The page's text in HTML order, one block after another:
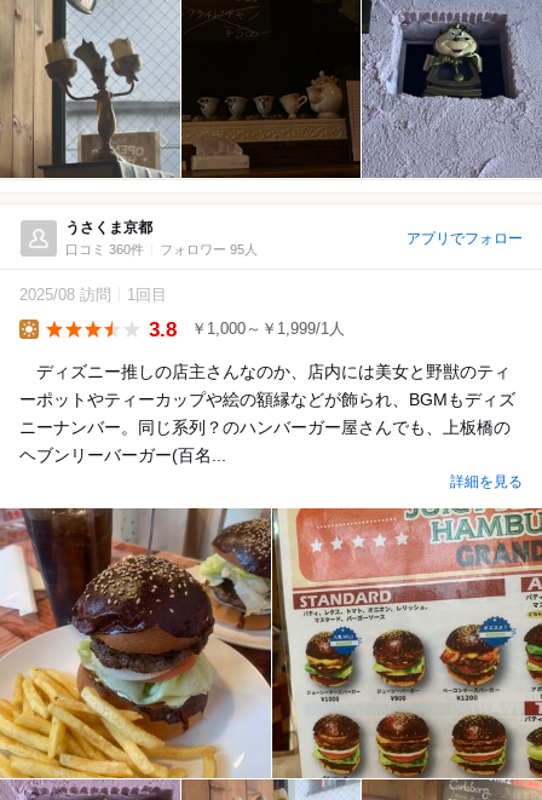
うさくま京都
口コミ 360件 フォロワー 95人
アプリでフォロー
2025/08 訪問 1回目
3.8 ￥1,000～￥1,999/1人
ディズニー推しの店主さんなのか、店内には美女と野獣のティ
ーポットやティーカップや絵の額縁などが飾られ、BGMもディズ
ニーナンバー。同じ系列？のハンバーガー屋さんでも、上板橋の
ヘブンリーバーガー(百名...
詳細を見る